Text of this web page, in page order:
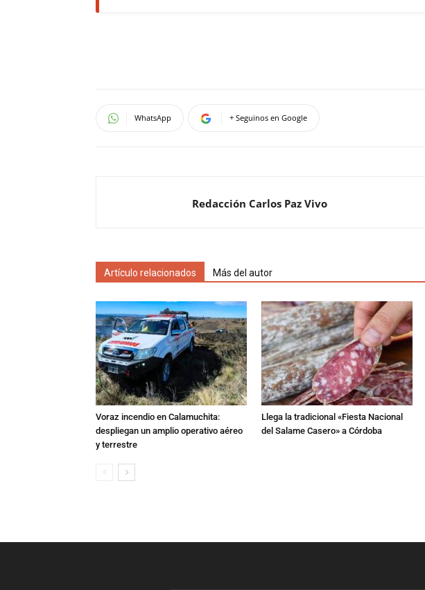
WhatsApp + Seguinos en Google
Redacción Carlos Paz Vivo
Artículo relacionados Más del autor
Voraz incendio en Calamuchita:
despliegan un amplio operativo aéreo
y terrestre
Llega la tradicional «Fiesta Nacional
del Salame Casero» a Córdoba